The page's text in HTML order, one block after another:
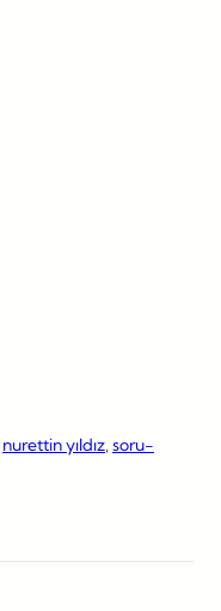
nurettin yıldız, soru-